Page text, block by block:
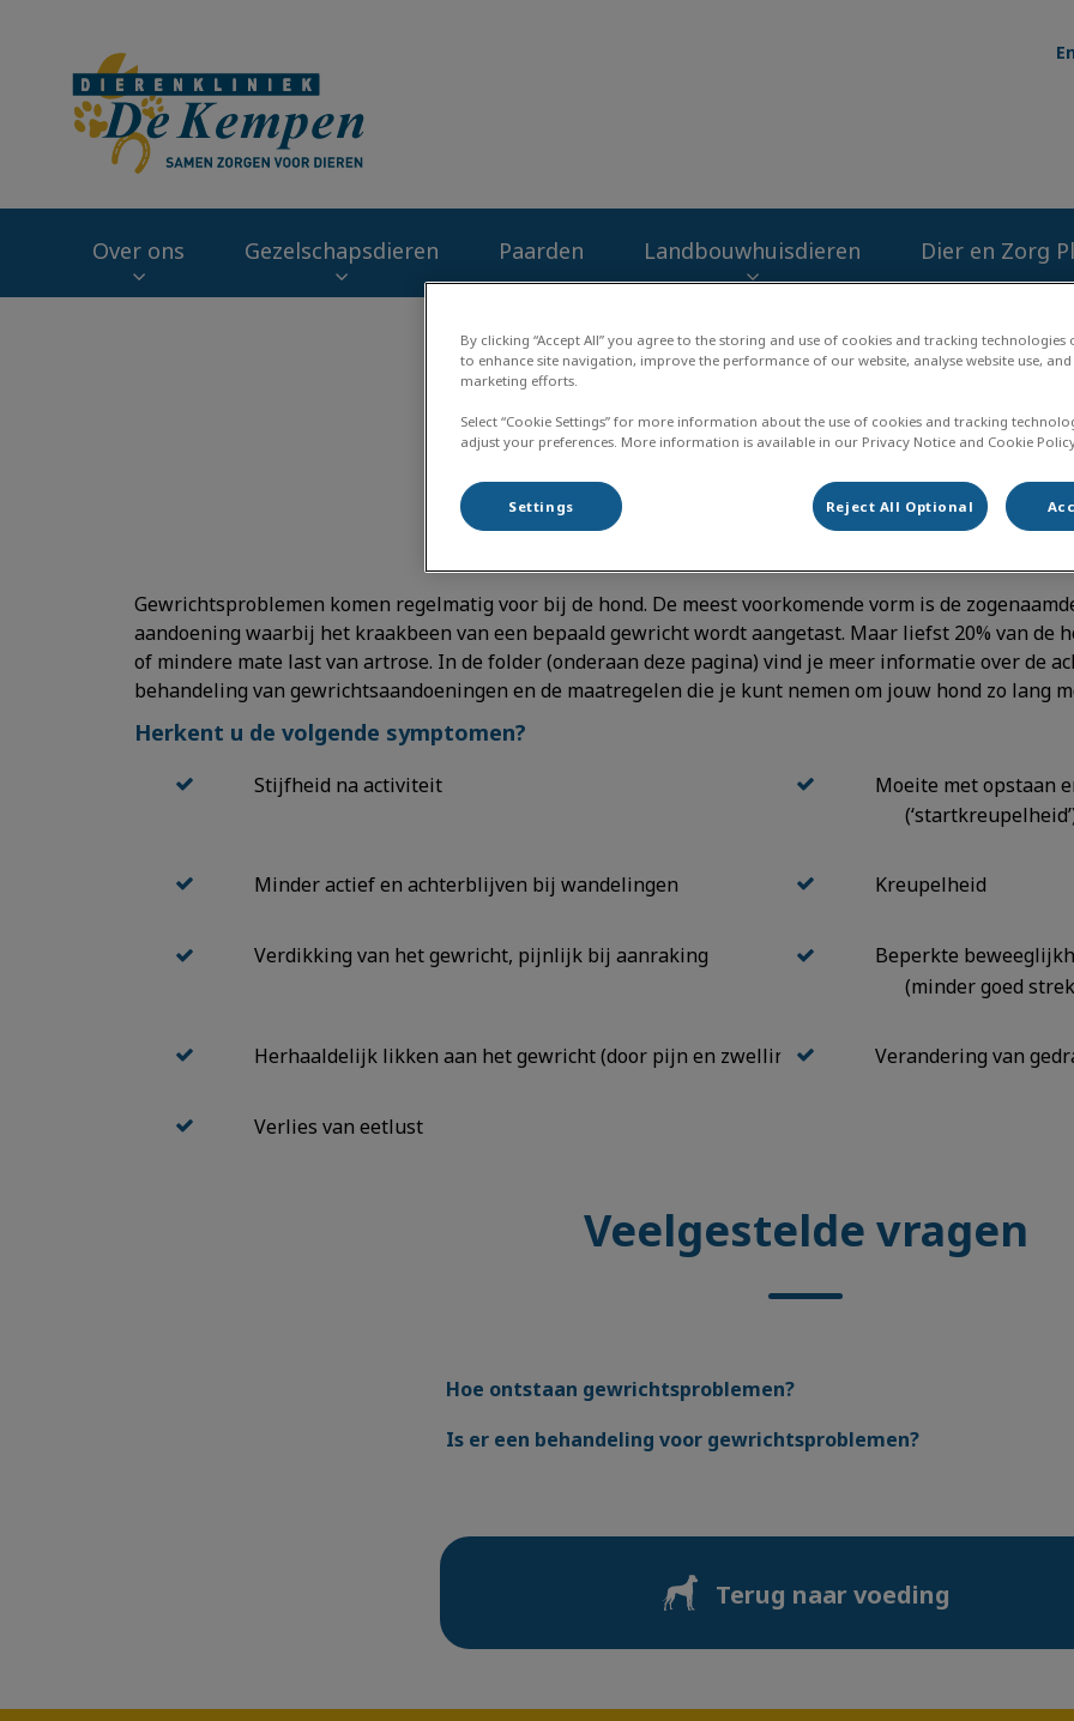
Over ons Gezelschapsdieren Paarden Landbouwhuisdieren Dier en Zorg
Gewrichtsproblemen
Gewrichtsproblemen komen regelmatig voor bij de hond. De meest voorkomende vorm is de
aandoening waarbij het kraakbeen van een bepaald gewricht wordt aangetast. Maar liefst 20% van de
of mindere mate last van artrose. In de folder (onderaan deze pagina) vind je meer informatie over de
behandeling van gewrichtsaandoeningen en de maatregelen die je kunt nemen om jouw hond zo lang
Herkent u de volgende symptomen?
Stijfheid na activiteit
Moeite met opstaan
Minder actief en achterblijven bij wandelingen Kreupelheid
Verdikking van het gewricht, pijnlijk bij aanraking
Beperkte
(minder goed
Herhaaldelijk likken aan het gewricht (door pijn en zwelling) Verandering van
Verlies van eetlust
Veelgestelde vragen
Hoe ontstaan gewrichtsproblemen?
Is er een behandeling voor gewrichtsproblemen?
Terug naar voeding
By clicking “Accept All” you agree to the storing and use of cookies and tracking technologies
to enhance site navigation, improve the performance of our website, analyse website use,
marketing efforts.
Select “Cookie Settings” for more information about the use of cookies and tracking
adjust your preferences. More information is available in our Privacy Notice and Cookie
Settings Reject All Optional